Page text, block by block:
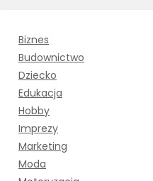
Biznes
Budownictwo
Dziecko
Edukacja
Hobby
Imprezy
Marketing
Moda